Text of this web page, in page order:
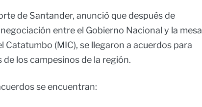
de Santander, anunció que después de
entre el Gobierno Nacional y la mesa
Catatumbo (MIC), se llegaron a acuerdos para
los campesinos de la región.
se encuentran: